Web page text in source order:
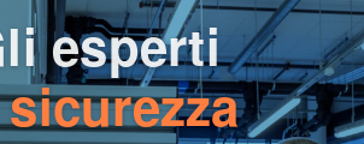
esperti